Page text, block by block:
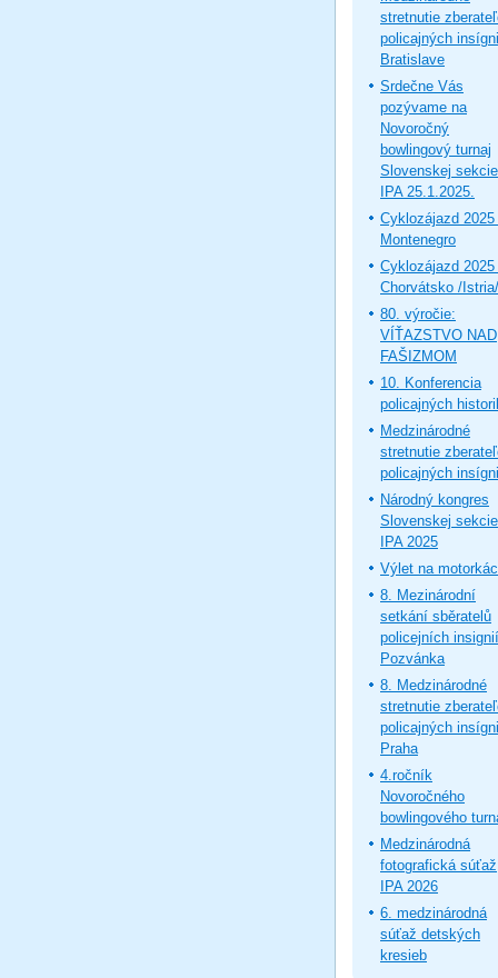
stretnutie
policajných
Bratislave
Srdečne Vás
pozývame na
Novoročný
bowlingový turnaj
Slovenskej sekcie
IPA 25.1.2025.
Cyklozájazd 2025
Montenegro
Cyklozájazd 2025
Chorvátsko /Istria/
80. výročie:
VÍŤAZSTVO NAD
FAŠIZMOM
10. Konferencia
policajných
Medzinárodné
stretnutie
policajných
Národný kongres
Slovenskej sekcie
IPA 2025
Výlet na
8. Mezinárodní
setkání sběratelů
policejních
Pozvánka
8. Medzinárodné
stretnutie
policajných
Praha
4.ročník
Novoročného
bowlingového
Medzinárodná
fotografická súťaž
IPA 2026
6. medzinárodná
súťaž detských
kresieb